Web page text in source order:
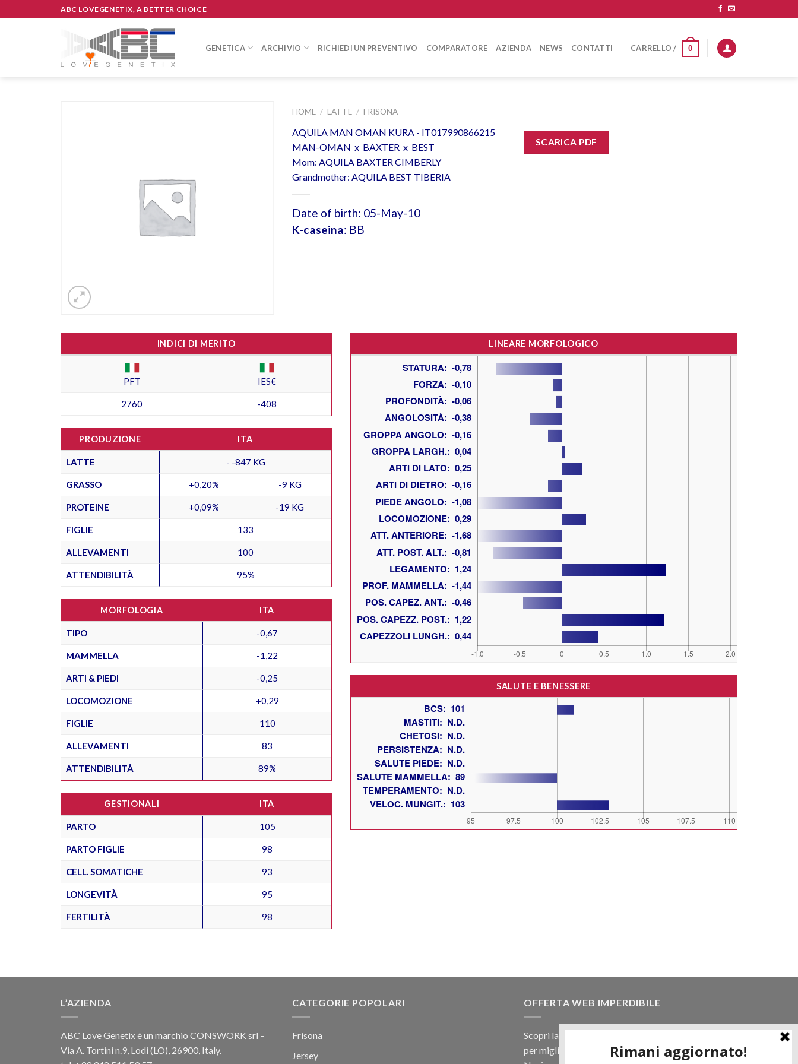
to
ABC LOVEGENETIX, A BETTER CHOICE
GENETICA ARCHIVIO RICHIEDI UN PREVENTIVO COMPARATORE AZIENDA NEWS CONTATTI CARRELLO / 0
HOME / LATTE / FRISONA
AQUILA MAN OMAN KURA - IT017990866215
MAN-OMAN x BAXTER x BEST
Mom: AQUILA BAXTER CIMBERLY
Grandmother: AQUILA BEST TIBERIA
Date of birth: 05-May-10
K-caseina: BB
SCARICA PDF
INDICI DI MERITO
PFT IES€
2760 -408
PRODUZIONE ITA
LATTE - -847 KG
GRASSO +0,20% -9 KG
PROTEINE +0,09% -19 KG
FIGLIE 133
ALLEVAMENTI 100
ATTENDIBILITÀ 95%
MORFOLOGIA ITA
TIPO -0,67
MAMMELLA -1,22
ARTI & PIEDI -0,25
LOCOMOZIONE +0,29
FIGLIE 110
ALLEVAMENTI 83
ATTENDIBILITÀ 89%
GESTIONALI ITA
PARTO 105
PARTO FIGLIE 98
CELL. SOMATICHE 93
LONGEVITÀ 95
FERTILITÀ 98
LINEARE MORFOLOGICO
SALUTE E BENESSERE
L’AZIENDA
ABC Love Genetix è un marchio CONSWORK srl –
Via A. Tortini n.9, Lodi (LO), 26900, Italy.
CATEGORIE POPOLARI
Frisona
Jersey
OFFERTA WEB IMPERDIBILE
Scopri la nostra offerta web! Un prezzo mai visto,
per migliaia di prodotti.